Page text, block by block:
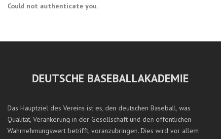
Could not authenticate you.
DEUTSCHE BASEBALLAKADEMIE
Das Hauptziel des Vereins ist es, den deutschen Baseball, was
Qualität, Verankerung in der Gesellschaft und den öffentlichen
Wahrnehmungswert betrifft, voranzubringen. Dies wird vor allem